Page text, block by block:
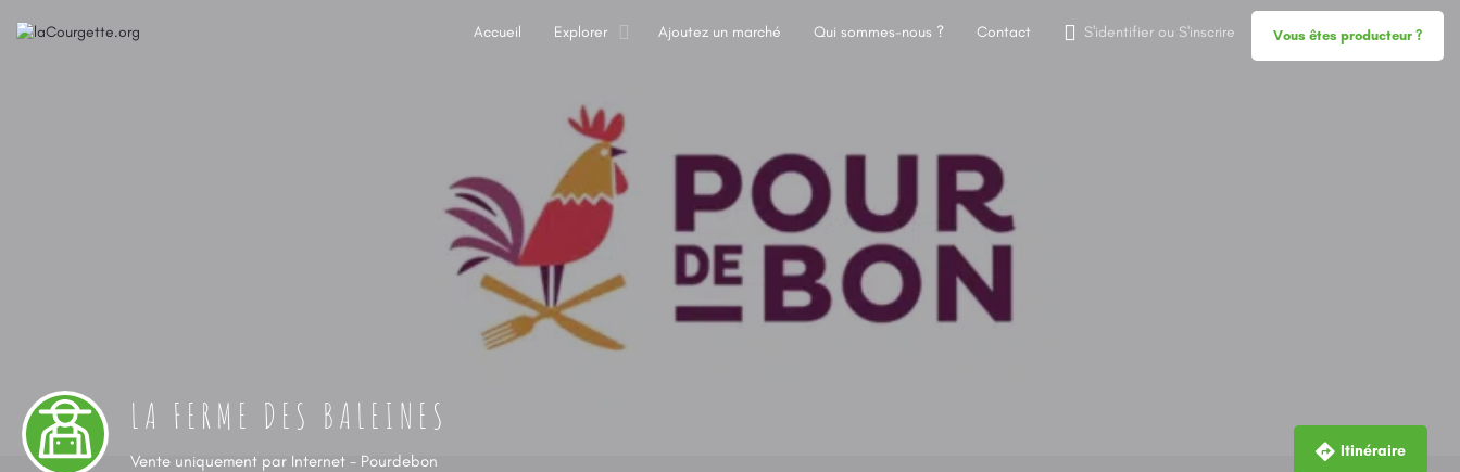
Accueil Explorer Ajoutez un marché Qui sommes-nous ? Contact S'identifier ou S'inscrire Vous êtes producteur ?
LA FERME DES BALEINES
Vente uniquement par Internet - Pourdebon Itinéraire